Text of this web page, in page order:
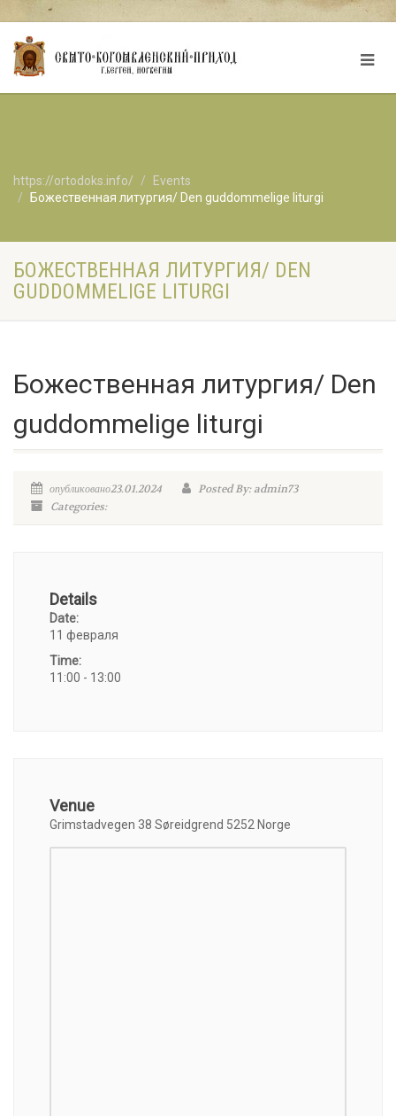
https://ortodoks.info/
Events
Божественная литургия/ Den guddommelige liturgi
БОЖЕСТВЕННАЯ ЛИТУРГИЯ/ DEN
GUDDOMMELIGE LITURGI
Божественная литургия/ Den
guddommelige liturgi
опубликовано23.01.2024
Posted By: admin73
Categories:
Details
Date:
11 февраля
Time:
11:00 - 13:00
Venue
Grimstadvegen 38 Søreidgrend 5252 Norge